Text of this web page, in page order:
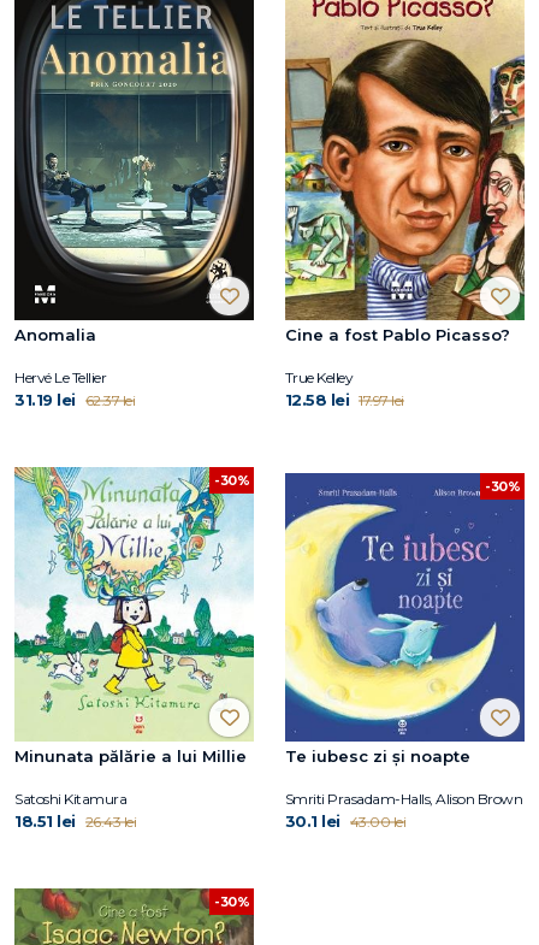
Anomalia
Hervé Le Tellier
31.19 lei 62.37 lei
Cine a fost Pablo Picasso?
True Kelley
12.58 lei 17.97 lei
-30%
Minunata pălărie a lui Millie
Satoshi Kitamura
18.51 lei 26.43 lei
-30%
Te iubesc zi şi noapte
Smriti Prasadam-Halls, Alison Brown
30.1 lei 43.00 lei
-30%